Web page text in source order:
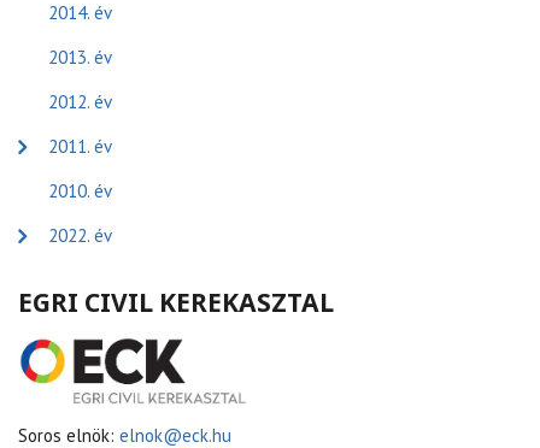
2014. év
2013. év
2012. év
2011. év
2010. év
2022. év
EGRI CIVIL KEREKASZTAL
Soros elnök: elnok@eck.hu